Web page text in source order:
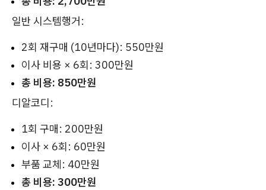
일반 시스템행거:
2회 재구매 (10년마다): 550만원
이사 비용 × 6회: 300만원
총 비용: 850만원
디알코디:
1회 구매: 200만원
이사 × 6회: 60만원
부품 교체: 40만원
총 비용: 300만원